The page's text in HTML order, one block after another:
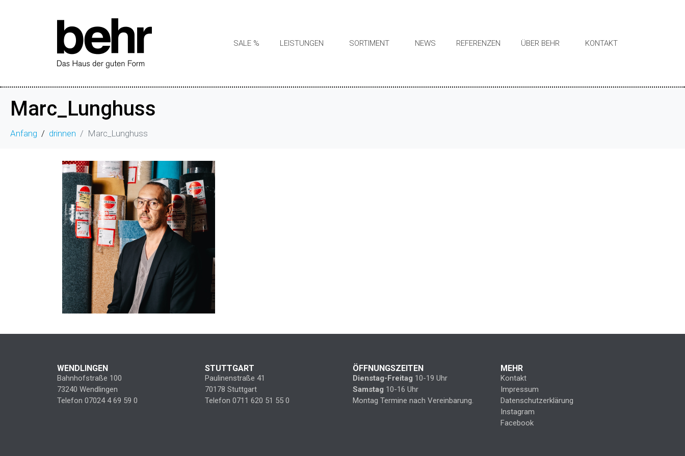
SALE % LEISTUNGEN SORTIMENT NEWS REFERENZEN ÜBER BEHR KONTAKT
Marc_Lunghuss
Anfang drinnen Marc_Lunghuss
WENDLINGEN
Bahnhofstraße 100
73240 Wendlingen
Telefon 07024 4 69 59 0
STUTTGART
Paulinenstraße 41
70178 Stuttgart
Telefon 0711 620 51 55 0
ÖFFNUNGSZEITEN
Dienstag-Freitag 10-19 Uhr
Samstag 10-16 Uhr
Montag Termine nach Vereinbarung.
MEHR
Kontakt
Impressum
Datenschutzerklärung
Instagram
Facebook